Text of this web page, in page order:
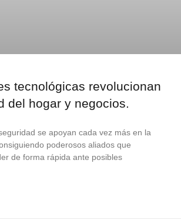
tecnológicas revolucionan
del hogar y negocios.
se apoyan cada vez más en la
poderosos aliados que
de forma rápida ante posibles